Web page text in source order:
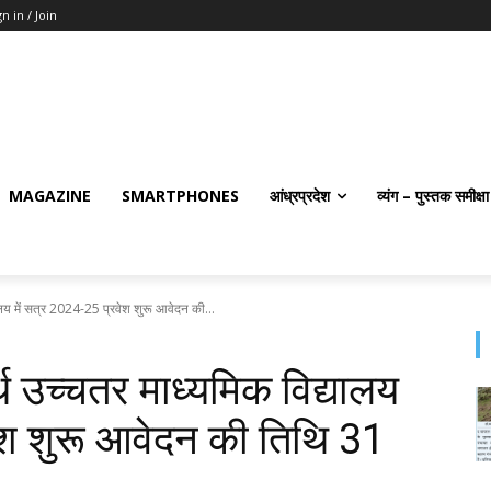
in / Join
MAGAZINE SMARTPHONES आंध्रप्रदेश व्यंग – पुस्तक समीक्षा
में सत्र 2024-25 प्रवेश शुरू आवेदन की...
उच्चतर माध्यमिक विद्यालय
शुरू आवेदन की तिथि 31